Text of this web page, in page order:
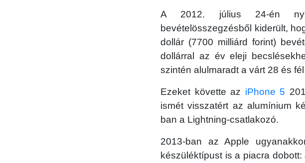
A 2012. július 24-én
bevételösszegzésből kiderült,
dollár (7700 milliárd forint)
dollárral az év eleji
szintén alulmaradt a várt 28 és
Ezeket követte az iPhone 5
ismét visszatért az alumínium
ban a Lightning-csatlakozó.
2013-ban az Apple
készüléktípust is a piacra